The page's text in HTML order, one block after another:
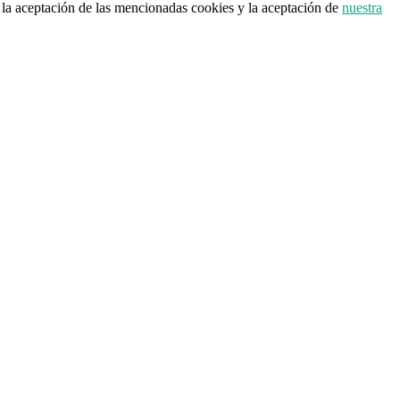
aceptación de las mencionadas cookies y la aceptación de nuestra